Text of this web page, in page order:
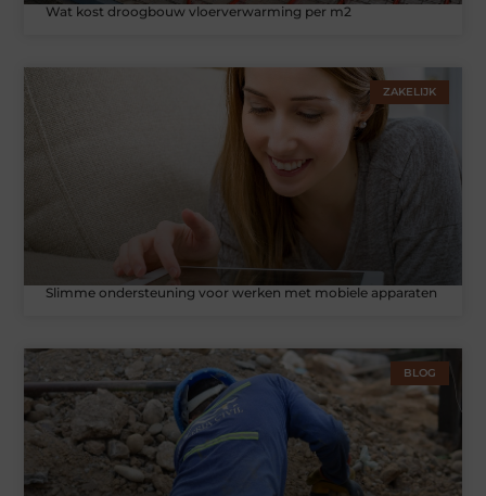
Wat kost droogbouw vloerverwarming per m2
ZAKELIJK
Slimme ondersteuning voor werken met mobiele apparaten
BLOG